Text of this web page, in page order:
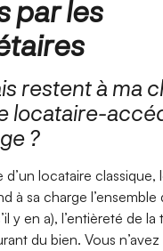
par les
restent à ma
locataire-
?
d’un locataire classique,
à sa charge l’ensemble
y en a), l’entièreté de
du bien. Vous